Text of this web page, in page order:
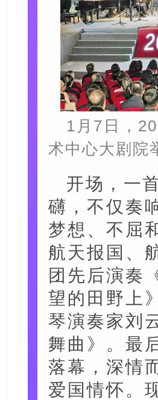
1月7日，
术中心大剧院
开场，一
礴，不仅奏
梦想、不屈
航天报国、
团先后演奏
望的田野上
琴演奏家刘
舞曲》。最
落幕，深情
爱国情怀。